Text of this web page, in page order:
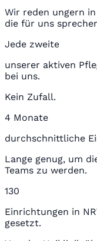
Wir reden ungern
die für uns
Jede zweite
unserer aktiven
bei uns.
Kein Zufall.
4 Monate
durchschnittliche
Lange genug, um
Teams zu werden.
130
Einrichtungen in
gesetzt.